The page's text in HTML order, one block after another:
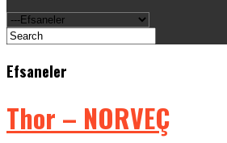
Efsaneler
Thor – NORVEÇ